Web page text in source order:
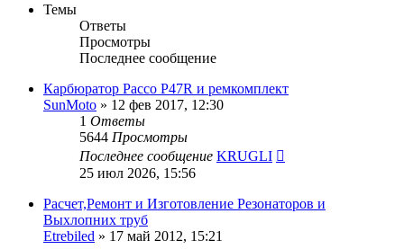
Темы
Ответы
Просмотры
Последнее сообщение
Карбюратор Pacco P47R и ремкомплект
SunMoto » 12 фев 2017, 12:30
1 Ответы
5644 Просмотры
Последнее сообщение KRUGLI
25 июл 2026, 15:56
Расчет,Ремонт и Изготовление Резонаторов и
Выхлопних труб
Etrebiled » 17 май 2012, 15:21